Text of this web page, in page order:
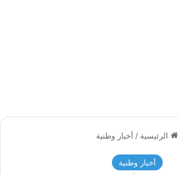
الرئيسية / أخبار وطنية
أخبار وطنية